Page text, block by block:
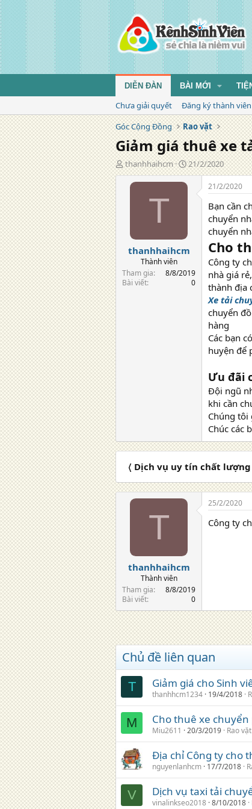
DIỄN ĐÀN BÀI MỚI
Chưa giải quyết
Đăng ký thành viên
Góc Cộng Đồng
Rao vặt
Giảm giá thuê xe
T
á
thanhhaihcm
N
g
21/2/2020
T
thanhhaihcm
Thành viên
Tham gia
8/8/2019
Bài viết
0
21/2/2020
Bạn cần
chuyển
chuyển
Cho
Công ty
nhà giá
thành địa
Xe tải
chuyển
hàng
Các bạn
huyện để
Ưu đãi
Đội ngũ
khi cần
Chúng tôi
Chúc các
〈 Dịch vụ uy tín chất
T
thanhhaihcm
Thành viên
Tham gia
8/8/2019
Bài viết
0
25/2/2020
Công ty
Chủ đề liên quan
T Giảm giá cho Sinh
thanhhcm1234 19/4/2018
M Cho thuê xe
Miu2611 20/3/2019 Rao vặt
Địa chỉ Công ty cho
nguyenlanhcm 17/7/2018
V Dịch vụ taxi tải
vinalinkseo2018 8/10/2018